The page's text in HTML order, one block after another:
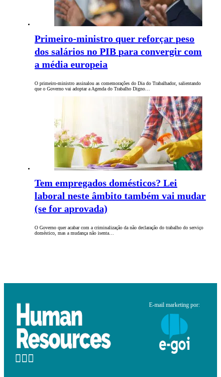
Primeiro-ministro quer reforçar peso
dos salários no PIB para convergir com
a média europeia
O primeiro-ministro assinalou as comemorações do Dia do Trabalhador, salientando
que o Governo vai adoptar a Agenda do Trabalho Digno…
Tem empregados domésticos? Lei
laboral neste âmbito também vai mudar
(se for aprovada)
O Governo quer acabar com a criminalização da não declaração do trabalho do serviço
doméstico, mas a mudança não isenta…
E-mail marketing por: